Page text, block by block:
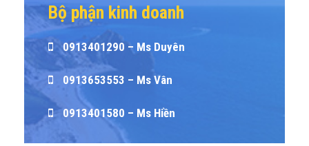
Bộ phận kinh doanh
0913401290 – Ms Duyên
0913653553 – Ms Vân
0913401580 – Ms Hiền